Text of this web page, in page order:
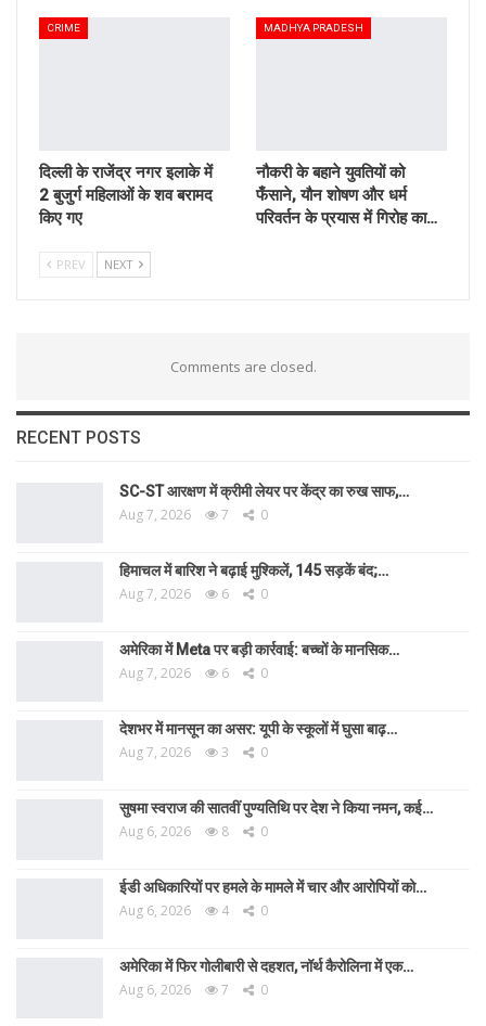
CRIME
दिल्ली के राजेंद्र नगर इलाके में
2 बुजुर्ग महिलाओं के शव बरामद
किए गए
MADHYA PRADESH
नौकरी के बहाने युवतियों को
फँसाने, यौन शोषण और धर्म
परिवर्तन के प्रयास में गिरोह का…
PREV NEXT
Comments are closed.
RECENT POSTS
SC-ST आरक्षण में क्रीमी लेयर पर केंद्र का रुख साफ,…
Aug 7, 2026 7 0
हिमाचल में बारिश ने बढ़ाई मुश्किलें, 145 सड़कें बंद;…
Aug 7, 2026 6 0
अमेरिका में Meta पर बड़ी कार्रवाई: बच्चों के मानसिक…
Aug 7, 2026 6 0
देशभर में मानसून का असर: यूपी के स्कूलों में घुसा बाढ़…
Aug 7, 2026 3 0
सुषमा स्वराज की सातवीं पुण्यतिथि पर देश ने किया नमन, कई…
Aug 6, 2026 8 0
ईडी अधिकारियों पर हमले के मामले में चार और आरोपियों को…
Aug 6, 2026 4 0
अमेरिका में फिर गोलीबारी से दहशत, नॉर्थ कैरोलिना में एक…
Aug 6, 2026 7 0